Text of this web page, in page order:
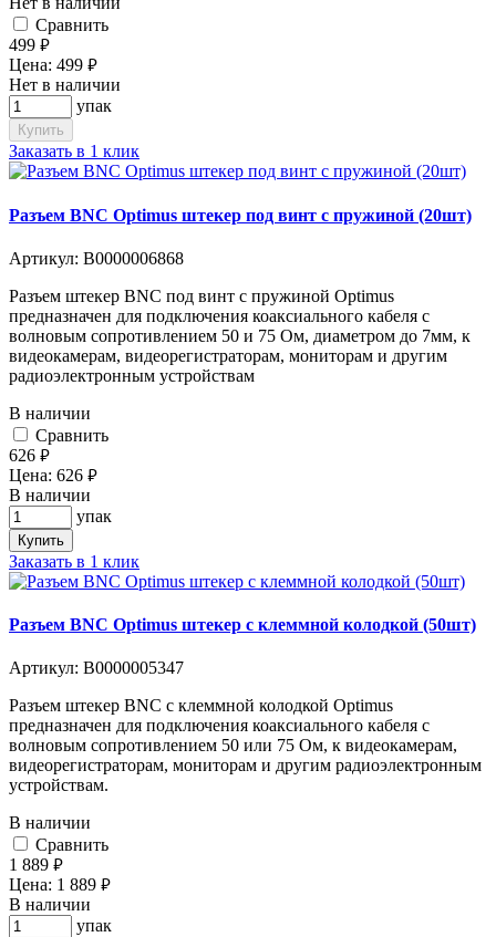
Cравнить
499 руб.
Цена: 499 руб.
Нет в наличии
упак
Купить
Заказать в 1 клик
Разъем BNC Optimus штекер под винт с пружиной (20шт)
Артикул: В0000006868
Разъем штекер BNC под винт с пружиной Optimus
предназначен для подключения коаксиального кабеля c
волновым сопротивлением 50 и 75 Ом, диаметром до 7мм, к
видеокамерам, видеорегистраторам, мониторам и другим
радиоэлектронным устройствам
В наличии
Cравнить
626 руб.
Цена: 626 руб.
В наличии
упак
Купить
Заказать в 1 клик
Разъем BNC Optimus штекер с клеммной колодкой (50шт)
Артикул: В0000005347
Разъем штекер BNC с клеммной колодкой Optimus
предназначен для подключения коаксиального кабеля c
волновым сопротивлением 50 или 75 Ом, к видеокамерам,
видеорегистраторам, мониторам и другим радиоэлектронным
устройствам.
В наличии
Cравнить
1 889 руб.
Цена: 1 889 руб.
В наличии
упак